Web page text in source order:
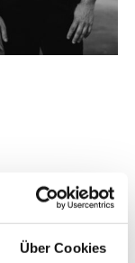
Über Cookies